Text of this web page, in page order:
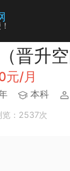
晋升
/月
本科
览：2537次